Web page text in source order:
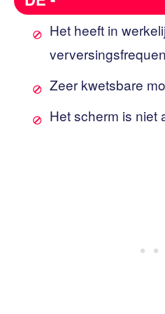
Het heeft in
Zeer kwetsbare
Het scherm is niet